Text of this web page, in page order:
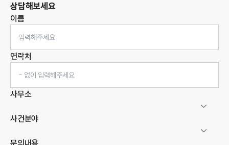
상담해보세요
이름
연락처
사무소
사건분야